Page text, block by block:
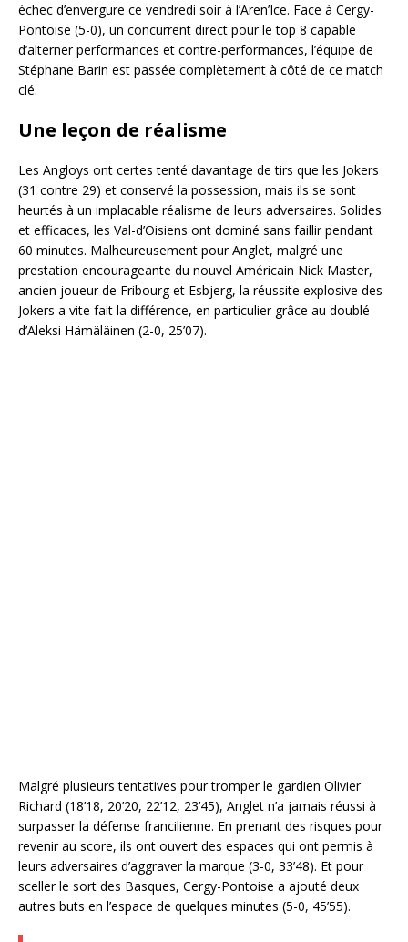
échec d’envergure ce vendredi soir à l’Aren’Ice. Face à Cergy-
Pontoise (5-0), un concurrent direct pour le top 8 capable
d’alterner performances et contre-performances, l’équipe de
Stéphane Barin est passée complètement à côté de ce match
clé.
Une leçon de réalisme
Les Angloys ont certes tenté davantage de tirs que les Jokers
(31 contre 29) et conservé la possession, mais ils se sont
heurtés à un implacable réalisme de leurs adversaires. Solides
et efficaces, les Val-d’Oisiens ont dominé sans faillir pendant
60 minutes. Malheureusement pour Anglet, malgré une
prestation encourageante du nouvel Américain Nick Master,
ancien joueur de Fribourg et Esbjerg, la réussite explosive des
Jokers a vite fait la différence, en particulier grâce au doublé
d’Aleksi Hämäläinen (2-0, 25’07).
Malgré plusieurs tentatives pour tromper le gardien Olivier
Richard (18’18, 20’20, 22’12, 23’45), Anglet n’a jamais réussi à
surpasser la défense francilienne. En prenant des risques pour
revenir au score, ils ont ouvert des espaces qui ont permis à
leurs adversaires d’aggraver la marque (3-0, 33’48). Et pour
sceller le sort des Basques, Cergy-Pontoise a ajouté deux
autres buts en l’espace de quelques minutes (5-0, 45’55).